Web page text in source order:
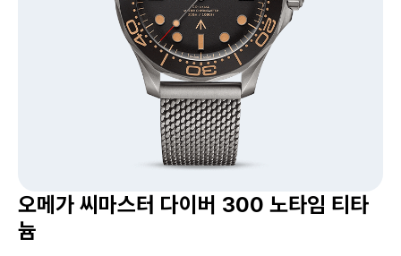
오메가 씨마스터 다이버 300 노타임 티타
늄